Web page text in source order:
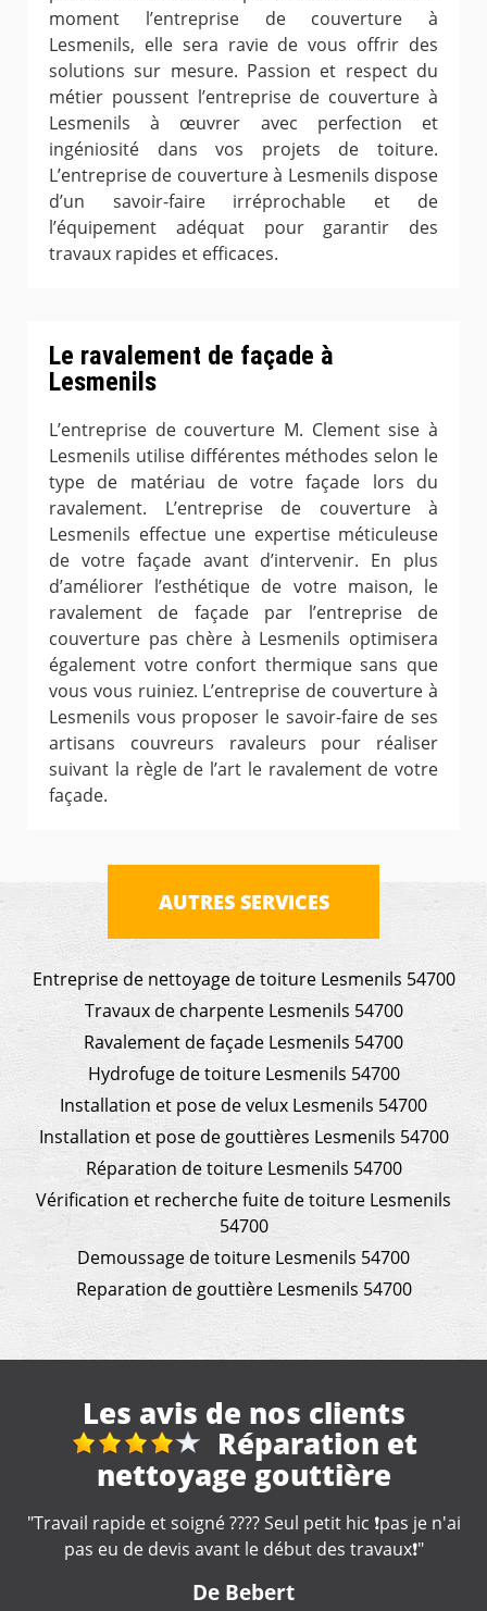
moment l’entreprise de couverture à
Lesmenils, elle sera ravie de vous offrir des
solutions sur mesure. Passion et respect du
métier poussent l’entreprise de couverture à
Lesmenils à œuvrer avec perfection et
ingéniosité dans vos projets de toiture.
L’entreprise de couverture à Lesmenils dispose
d’un savoir-faire irréprochable et de
l’équipement adéquat pour garantir des
travaux rapides et efficaces.
Le ravalement de façade à
Lesmenils
L’entreprise de couverture M. Clement sise à
Lesmenils utilise différentes méthodes selon le
type de matériau de votre façade lors du
ravalement. L’entreprise de couverture à
Lesmenils effectue une expertise méticuleuse
de votre façade avant d’intervenir. En plus
d’améliorer l’esthétique de votre maison, le
ravalement de façade par l’entreprise de
couverture pas chère à Lesmenils optimisera
également votre confort thermique sans que
vous vous ruiniez. L’entreprise de couverture à
Lesmenils vous proposer le savoir-faire de ses
artisans couvreurs ravaleurs pour réaliser
suivant la règle de l’art le ravalement de votre
façade.
AUTRES SERVICES
Entreprise de nettoyage de toiture Lesmenils 54700
Travaux de charpente Lesmenils 54700
Ravalement de façade Lesmenils 54700
Hydrofuge de toiture Lesmenils 54700
Installation et pose de velux Lesmenils 54700
Installation et pose de gouttières Lesmenils 54700
Réparation de toiture Lesmenils 54700
Vérification et recherche fuite de toiture Lesmenils
54700
Demoussage de toiture Lesmenils 54700
Reparation de gouttière Lesmenils 54700
Les avis de nos clients
Nettoyage gouttières
"Artisan très professionnel et d'une efficacité
remarquable. Je recommande."
De Catherine